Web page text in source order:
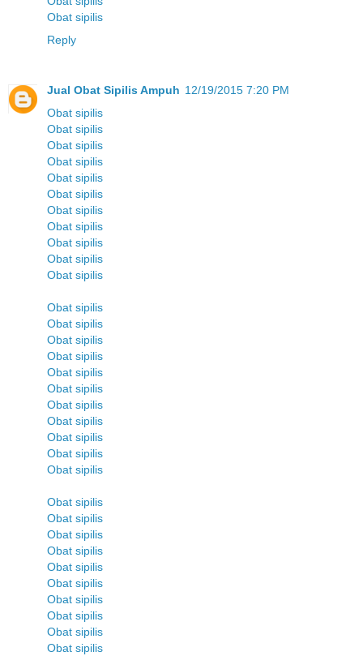
Obat sipilis
Reply
Jual Obat Sipilis Ampuh 12/19/2015 7:20 PM
Obat sipilis
Obat sipilis
Obat sipilis
Obat sipilis
Obat sipilis
Obat sipilis
Obat sipilis
Obat sipilis
Obat sipilis
Obat sipilis
Obat sipilis
Obat sipilis
Obat sipilis
Obat sipilis
Obat sipilis
Obat sipilis
Obat sipilis
Obat sipilis
Obat sipilis
Obat sipilis
Obat sipilis
Obat sipilis
Obat sipilis
Obat sipilis
Obat sipilis
Obat sipilis
Obat sipilis
Obat sipilis
Obat sipilis
Obat sipilis
Obat sipilis
Obat sipilis